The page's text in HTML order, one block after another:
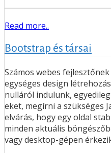
Read more..
Bootstrap és társai
Számos webes
egységes design
nulláról indulunk,
eket, megírni a szükséges
elvárás, hogy egy oldal
minden aktuális
vagy desktop-gépen